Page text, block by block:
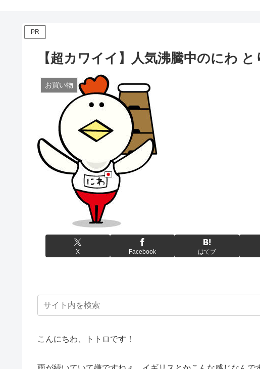
PR
【超カワイイ】人気沸騰中のにわ
お買い物
X Facebook はてブ
こんにちわ、トトロです！